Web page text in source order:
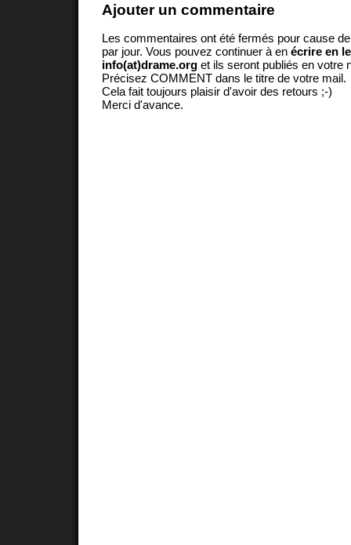
Ajouter un commentaire
Les commentaires ont été fermés pour cause
par jour. Vous pouvez continuer à en écrire en
info(at)drame.org et ils seront publiés en votre
Précisez COMMENT dans le titre de votre mail.
Cela fait toujours plaisir d'avoir des retours ;-)
Merci d'avance.